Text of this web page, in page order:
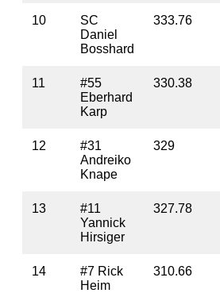
10
SC
Daniel
Bosshard
333.76
11
#55
Eberhard
Karp
330.38
12
#31
Andreiko
Knape
329
13
#11
Yannick
Hirsiger
327.78
14
#7 Rick
Heim
310.66